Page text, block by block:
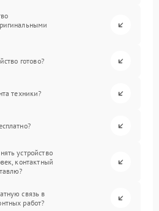
готово?
техники?
устройство
контактный
связь в
работ?